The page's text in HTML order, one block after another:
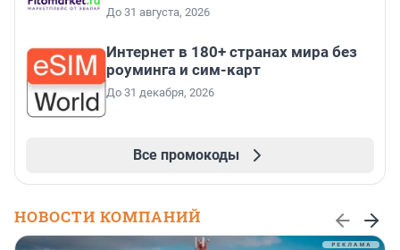
До 31 августа, 2026
Интернет в 180+ странах мира без
роуминга и сим-карт
До 31 декабря, 2026
Все промокоды
НОВОСТИ КОМПАНИЙ